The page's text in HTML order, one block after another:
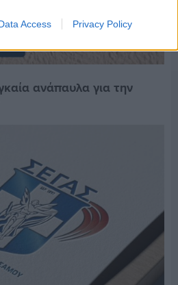
Access Privacy Policy
ανάπαυλα για την